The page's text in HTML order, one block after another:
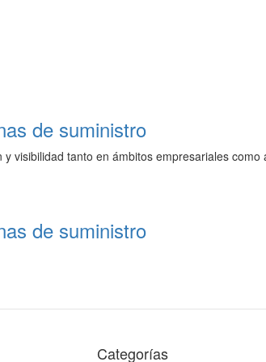
de suministro
visibilidad tanto en ámbitos empresariales
de suministro
Categorías